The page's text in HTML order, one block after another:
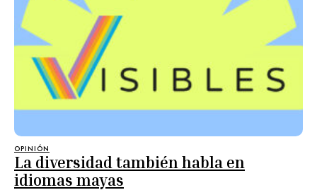
OPINIÓN
La diversidad también habla en
idiomas mayas